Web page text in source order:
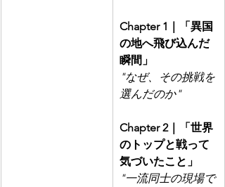
Chapter 1｜「異国
の地へ飛び込んだ
瞬間」
"なぜ、その挑戦を
選んだのか"
Chapter 2｜「世界
のトップと戦って
気づいたこと」
"一流同士の現場で